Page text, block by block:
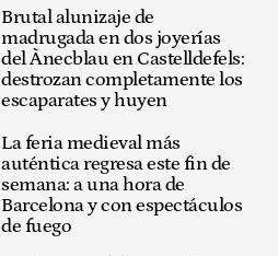
Brutal alunizaje de
madrugada en dos joyerías
del Ànecblau en Castelldefels:
destrozan completamente los
escaparates y huyen
La feria medieval más
auténtica regresa este fin de
semana: a una hora de
Barcelona y con espectáculos
de fuego